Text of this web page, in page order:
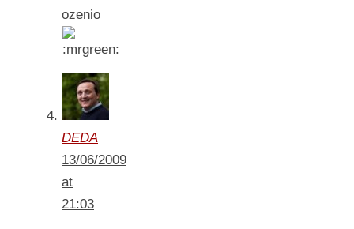
ozenio
DEDA
13/06/2009
at
21:03